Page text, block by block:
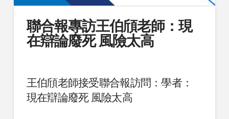
聯合報專訪王伯頎老師：現
在辯論廢死 風險太高
王伯頎老師接受聯合報訪問：學者：
現在辯論廢死 風險太高